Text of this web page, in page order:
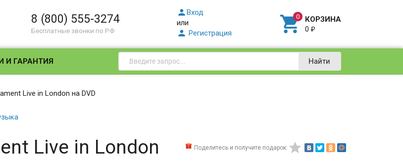
8 (800) 555-3274
Бесплатные звонки по РФ
Вход
или
 Регистрация  КОРЗИНА
0₽
И ГАРАНТИЯ Найти
Live in London на DVD
Поделитесь и получите подарок: 
Live in London